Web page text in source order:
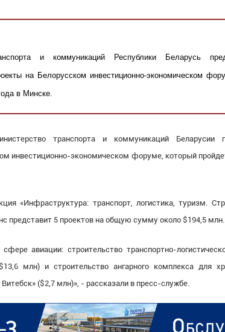
и коммуникаций Республики Беларусь
на Белорусском инвестиционно-экономическом
в Минске.
транспорта и коммуникаций Беларусии
инвестиционно-экономическом форуме, который
«Инфраструктура: транспорт, логистика, туризм.
представит 5 проектов на общую сумму около $194,5 млн.
авиации: строительство транспортно-
млн) и строительство ангарного комплекса для
($2,7 млн)», - рассказали в пресс-службе.